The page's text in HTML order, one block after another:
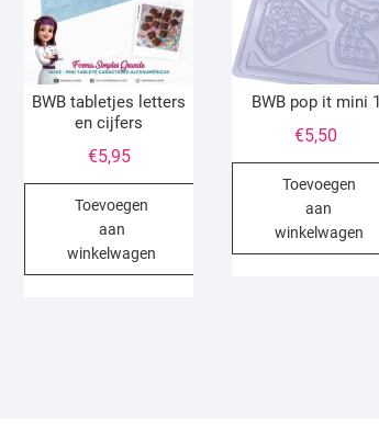
BWB tabletjes letters
en cijfers
€5,95
Toevoegen
aan
winkelwagen
BWB pop it mini 1
€5,50
Toevoegen
aan
winkelwagen